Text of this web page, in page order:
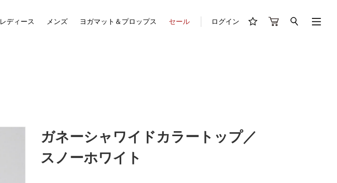
レディース メンズ ヨガマット＆プロップス セール ログイン
ガネーシャワイドカラートップ／
スノーホワイト